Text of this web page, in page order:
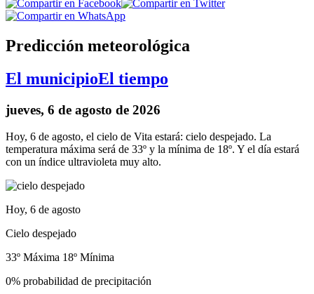
Predicción meteorológica
El municipioEl tiempo
jueves, 6 de agosto de 2026
Hoy, 6 de agosto, el cielo de Vita estará: cielo despejado. La
temperatura máxima será de 33º y la mínima de 18º. Y el día estará
con un índice ultravioleta muy alto.
Hoy, 6 de agosto
Cielo despejado
33º Máxima 18º Mínima
0% probabilidad de precipitación